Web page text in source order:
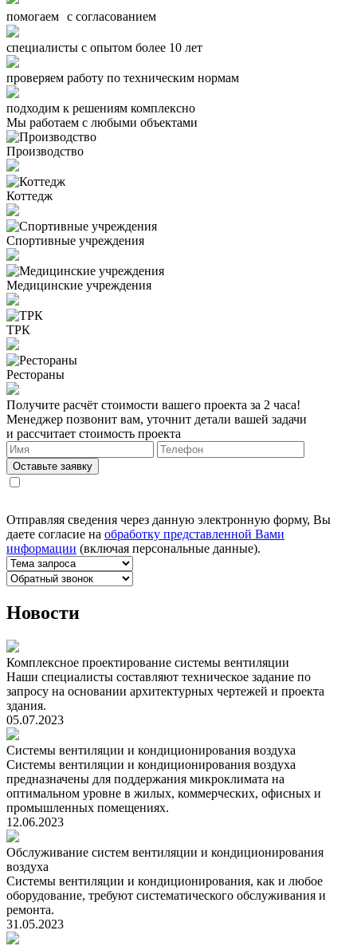
помогаем с согласованием
специалисты с опытом более 10 лет
проверяем работу по техническим нормам
подходим к решениям комплексно
Мы работаем с любыми объектами
Производство
Коттедж
Спортивные учреждения
Медицинские учреждения
ТРК
Рестораны
Получите расчёт стоимости вашего проекта за 2 часа!
Менеджер позвонит вам, уточнит детали вашей задачи
и рассчитает стоимость проекта
Оставьте заявку
Отправляя сведения через данную электронную форму, Вы
даете согласие на обработку представленной Вами
информации (включая персональные данные).
Новости
Комплексное проектирование системы вентиляции
Наши специалисты составляют техническое задание по
запросу на основании архитектурных чертежей и проекта
здания.
05.07.2023
Системы вентиляции и кондиционирования воздуха
Системы вентиляции и кондиционирования воздуха
предназначены для поддержания микроклимата на
оптимальном уровне в жилых, коммерческих, офисных и
промышленных помещениях.
12.06.2023
Обслуживание систем вентиляции и кондиционирования
воздуха
Системы вентиляции и кондиционирования, как и любое
оборудование, требуют систематического обслуживания и
ремонта.
31.05.2023